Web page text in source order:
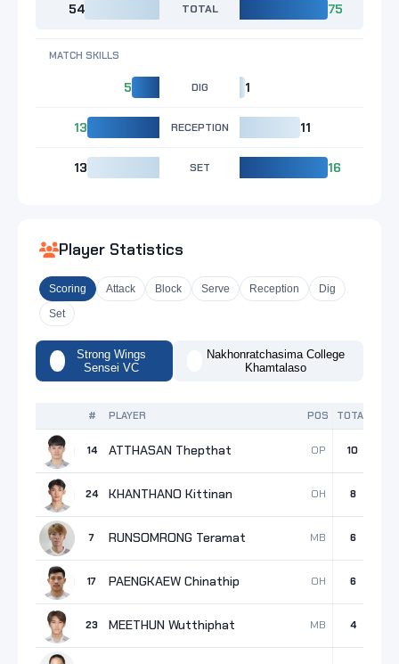
54 TOTAL 75
MATCH SKILLS
5 DIG 1
13 RECEPTION 11
13 SET 16
Player Statistics
Scoring Attack Block Serve Reception
Dig
Set
Strong Wings
Sensei VC
Nakhonratchasima College
Khamtalaso
# PLAYER POS TOTAL
14 ATTHASAN Thepthat OP 10
24 KHANTHANO Kittinan OH 8
7 RUNSOMRONG Teramat MB 6
17 PAENGKAEW Chinathip OH 6
23 MEETHUN Wutthiphat MB 4